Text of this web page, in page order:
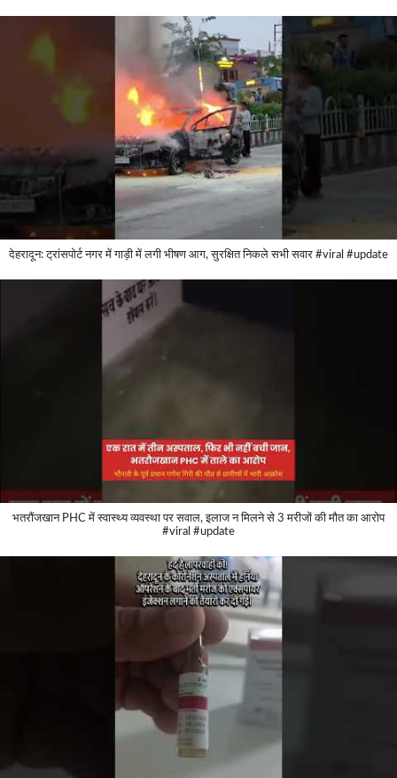
देहरादून: ट्रांसपोर्ट नगर में गाड़ी में लगी भीषण आग, सुरक्षित निकले सभी सवार #viral #update
भतरौंजखान PHC में स्वास्थ्य व्यवस्था पर सवाल, इलाज न मिलने से 3 मरीजों की मौत का आरोप
#viral #update